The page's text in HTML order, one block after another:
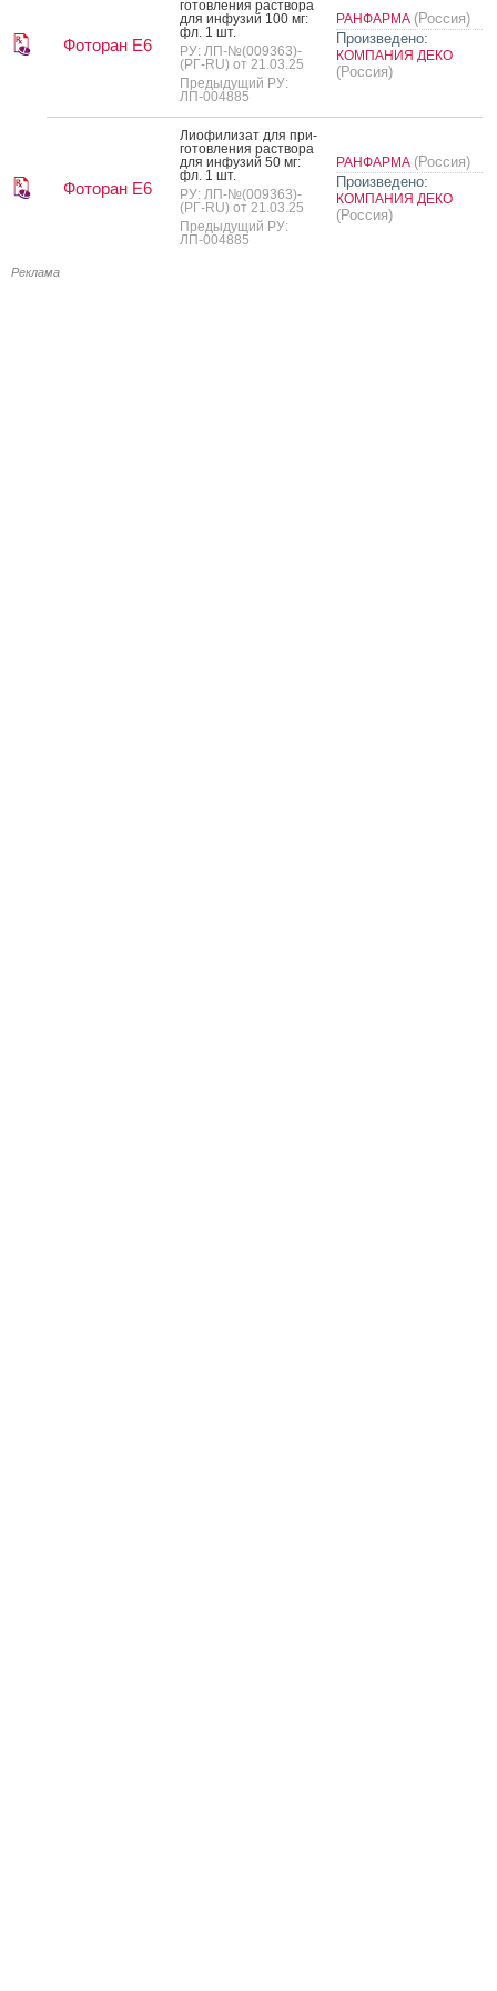
Фоторан Е6
готов­ле­ния рас­тво­ра
для ин­фу­зий 100 мг:
фл. 1 шт.
РУ: ЛП-№(009363)-
(РГ-RU) от 21.03.25
Предыдущий РУ:
ЛП-004885
РАНФАРМА (Россия)
Произведено:
КОМПАНИЯ ДЕКО
(Россия)
Фоторан Е6
Ли­офи­лизат для при­
готов­ле­ния рас­тво­ра
для ин­фу­зий 50 мг:
фл. 1 шт.
РУ: ЛП-№(009363)-
(РГ-RU) от 21.03.25
Предыдущий РУ:
ЛП-004885
РАНФАРМА (Россия)
Произведено:
КОМПАНИЯ ДЕКО
(Россия)
Реклама